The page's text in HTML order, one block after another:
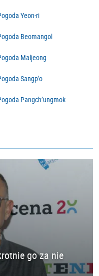
Yeon-ri
Beomangol
Maljeong
Sangp’o
Pangch’ungmok
go za nie